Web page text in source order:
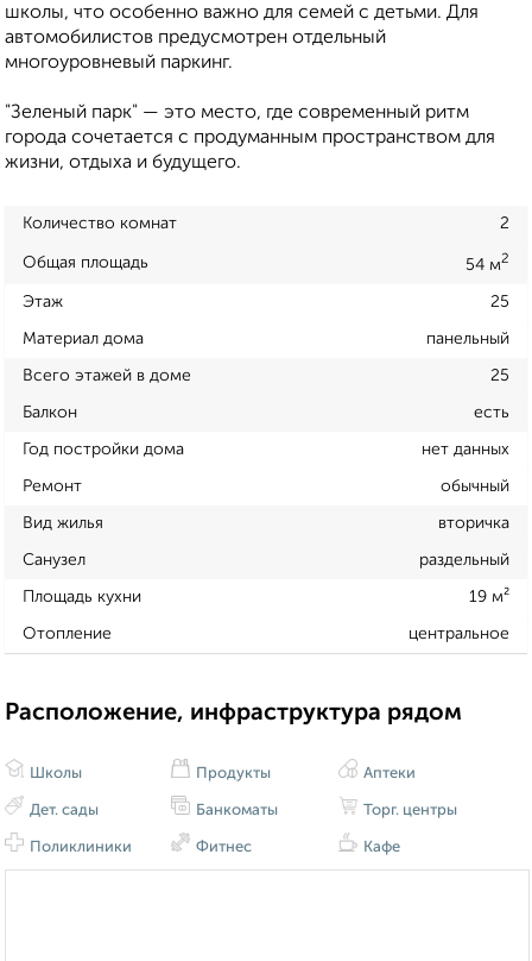
школы, что особенно важно для семей с детьми. Для
автомобилистов предусмотрен отдельный
многоуровневый паркинг.
"Зеленый парк" — это место, где современный ритм
города сочетается с продуманным пространством для
жизни, отдыха и будущего.
Количество комнат 2
Общая площадь 54 м2
Этаж 25
Материал дома панельный
Всего этажей в доме 25
Балкон есть
Год постройки дома нет данных
Ремонт обычный
Вид жилья вторичка
Санузел раздельный
Площадь кухни 19 м²
Отопление центральное
Расположение, инфраструктура рядом
Школы
Дет. сады
Поликлиники
Продукты
Банкоматы
Фитнес
Аптеки
Торг. центры
Кафе